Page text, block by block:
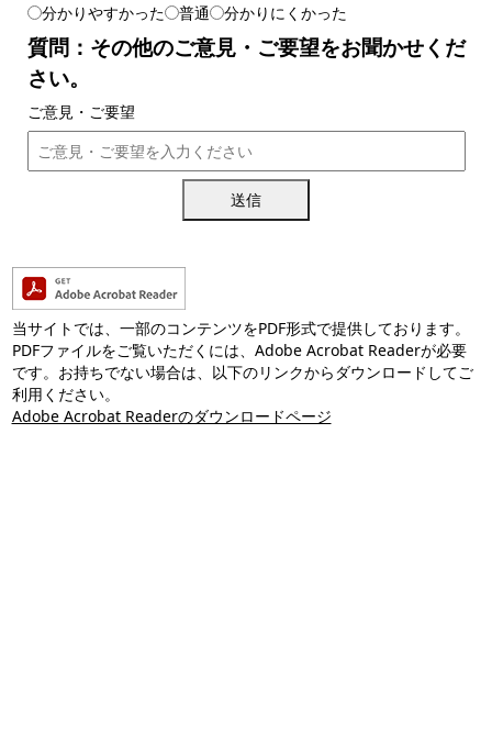
分かりやすかった 普通 分かりにくかった
質問：その他のご意見・ご要望をお聞かせくだ
さい。
ご意見・ご要望
送信
当サイトでは、一部のコンテンツをPDF形式で提供しております。
PDFファイルをご覧いただくには、Adobe Acrobat Readerが必要
です。お持ちでない場合は、以下のリンクからダウンロードしてご
利用ください。
Adobe Acrobat Readerのダウンロードページ